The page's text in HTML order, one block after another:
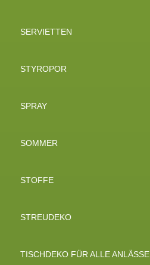
SERVIETTEN
STYROPOR
SPRAY
SOMMER
STOFFE
STREUDEKO
TISCHDEKO FÜR ALLE ANLÄSSE